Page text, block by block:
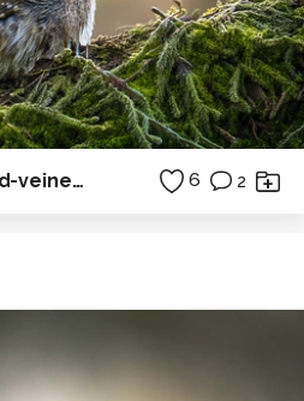
Rode zonnewijzer (Red-veined Dropwing) 6 2